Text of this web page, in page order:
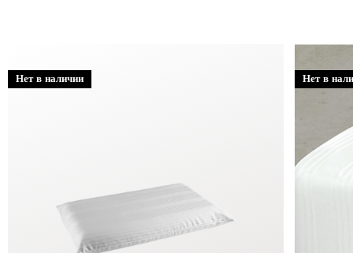
Нет в наличии Нет в